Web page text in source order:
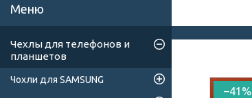
–41%
Чехлы для телефонов и
планшетов
Чохли для SAMSUNG